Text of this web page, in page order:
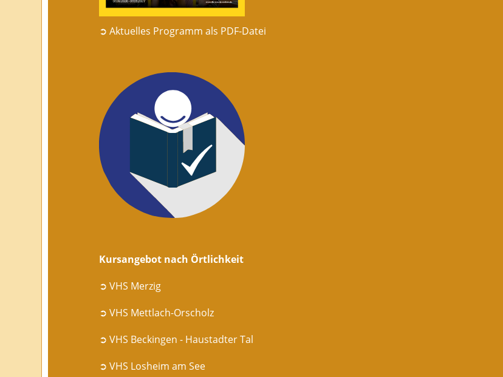
➲ Aktuelles Programm als PDF-Datei
Kursangebot nach Örtlichkeit
➲ VHS Merzig
➲ VHS Mettlach-Orscholz
➲ VHS Beckingen - Haustadter Tal
➲ VHS Losheim am See